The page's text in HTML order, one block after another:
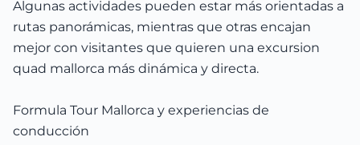
Algunas actividades pueden estar más orientadas a
rutas panorámicas, mientras que otras encajan
mejor con visitantes que quieren una excursion
quad mallorca más dinámica y directa.
Formula Tour Mallorca y experiencias de
conducción